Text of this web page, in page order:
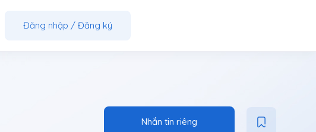
Đăng nhập / Đăng ký
Nhắn tin riêng